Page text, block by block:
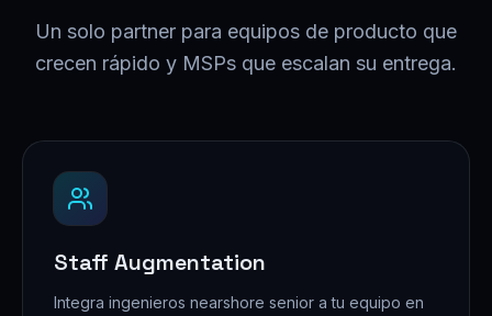
Un solo partner para equipos de producto que
crecen rápido y MSPs que escalan su entrega.
Staff Augmentation
Integra ingenieros nearshore senior a tu equipo en